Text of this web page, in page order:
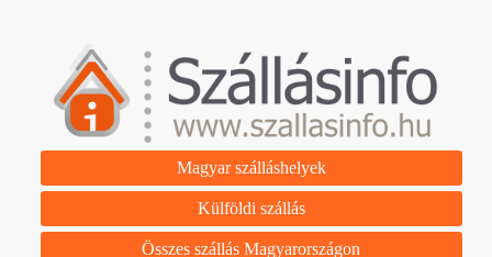
Magyar szálláshelyek
Külföldi szállás
Összes szállás Magyarországon